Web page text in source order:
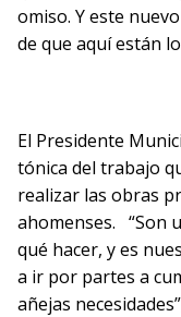
omiso. Y este
de que aquí están
El Presidente
tónica del trabajo
realizar las obras
ahomenses. “Son
qué hacer, y es
a ir por partes a
añejas